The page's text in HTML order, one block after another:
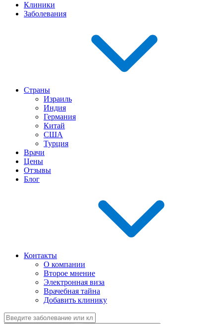
Клиники
Заболевания
Страны
Израиль
Индия
Германия
Китай
США
Турция
Врачи
Цены
Отзывы
Блог
Контакты
О компании
Второе мнение
Электронная виза
Врачебная тайна
Добавить клинику